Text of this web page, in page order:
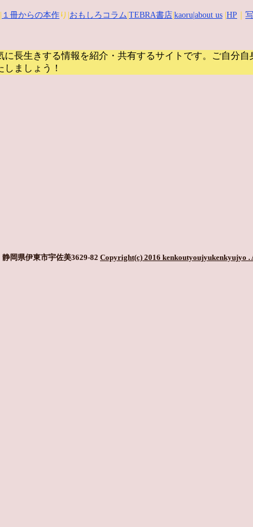
１冊からの本作 り| おもしろコラム TEBRA書店 kaoru |about us HP
長生きする情報を紹介・共有するサイトです。
ご自分自
ましょう！
岡県伊東市宇佐美3629-82 Copyright(c) 2016 kenkoutyoujyukenkyujyo .